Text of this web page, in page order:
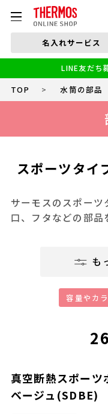
本体品番やキーワ
食洗機対応
小学生 低・中学年向け
名入れサービス
LINE友だち
TOP > 水筒の部品
スポーツタイ
サーモスのスポーツ
口、フタなどの部品
も
真空断熱スポー
ベージュ(SDBE)